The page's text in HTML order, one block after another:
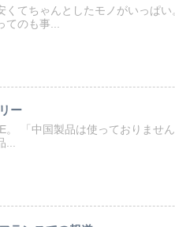
くてちゃんとしたモノがいっぱ
てのも事...
ー
。 「中国製品は使っておりませ